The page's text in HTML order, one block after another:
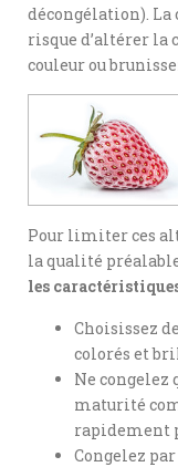
décongélation).
risque d’altérer la
couleur ou
Pour limiter ces
la qualité
les
Choisissez
colorés et
Ne
maturité
rapidement
Congelez